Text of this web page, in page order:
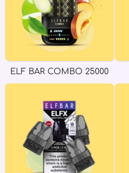
ELF BAR COMBO 25000